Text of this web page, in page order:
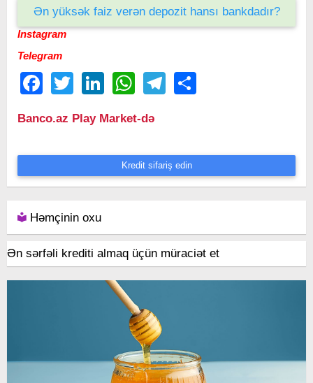
Ən yüksək faiz verən depozit hansı bankdadır?
Instagram
Telegram
FacebookTwitter LinkedIn WhatsAppTelegram
Banco.az Play Market-də
Kredit sifariş edin
Həmçinin oxu
Ən sərfəli krediti almaq üçün müraciət et